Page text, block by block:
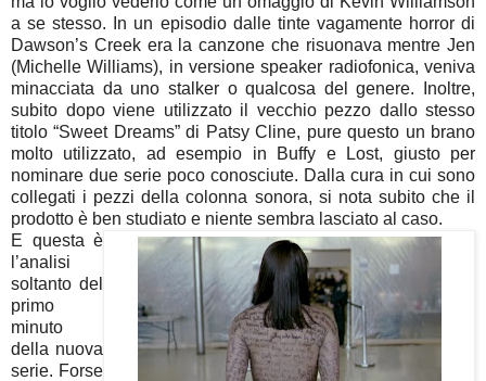
a se stesso. In un episodio dalle tinte vagamente horror di
Dawson’s Creek era la canzone che risuonava mentre Jen
(Michelle Williams), in versione speaker radiofonica, veniva
minacciata da uno stalker o qualcosa del genere. Inoltre,
subito dopo viene utilizzato il vecchio pezzo dallo stesso
titolo “Sweet Dreams” di Patsy Cline, pure questo un brano
molto utilizzato, ad esempio in Buffy e Lost, giusto per
nominare due serie poco conosciute. Dalla cura in cui sono
collegati i pezzi della colonna sonora, si nota subito che il
prodotto è ben studiato e niente sembra lasciato al caso.
E questa è
l’analisi
soltanto del
primo
minuto
della nuova
serie. Forse